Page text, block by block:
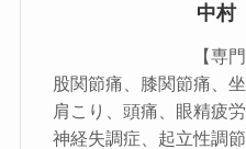
中
【専
股関節痛、膝関節痛、
肩こり、頭痛、眼精疲
神経失調症、起立性調